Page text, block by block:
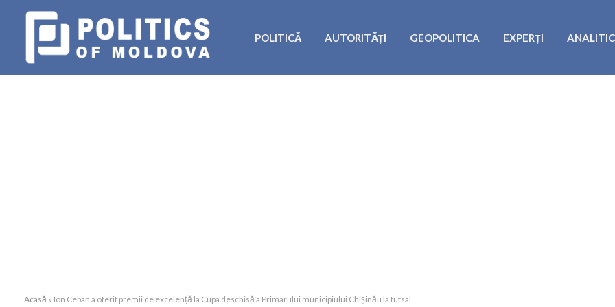
POLITICĂ AUTORITĂȚI GEOPOLITICA EXPERȚI
Acasă » Ion Ceban a oferit premii de excelență la Cupa deschisă a Primarului municipiului Chișinău la futsal